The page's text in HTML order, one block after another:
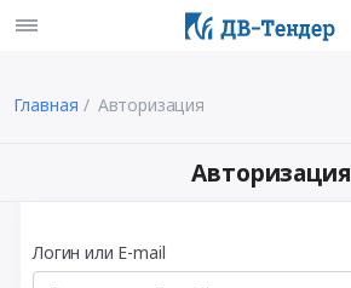
Главная Авторизация
Авторизация
Логин или E-mail